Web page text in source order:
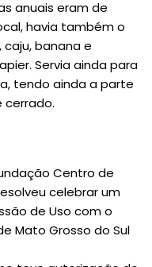
anuais eram de
havia também o
banana e
Servia ainda para
tendo ainda a parte
cerrado.
Centro de
celebrar um
de Uso com o
Mato Grosso do Sul